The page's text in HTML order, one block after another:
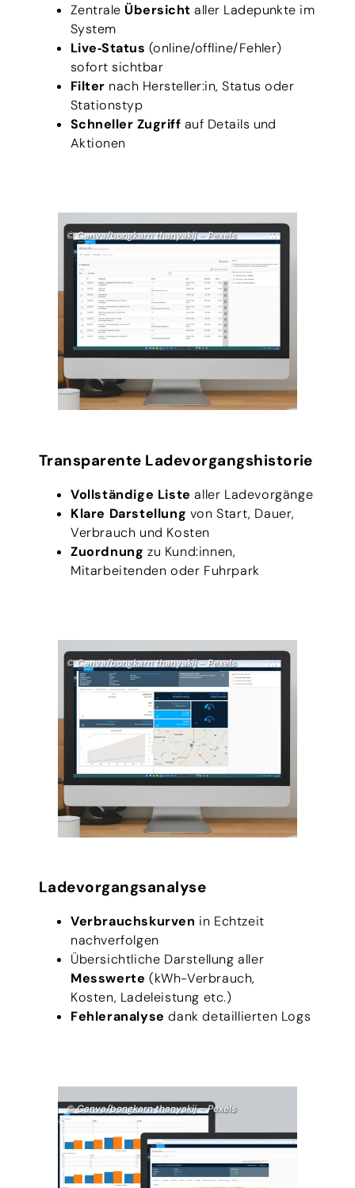
Zentrale Übersicht aller Ladepunkte im
System
Live‑Status (online/offline/Fehler)
sofort sichtbar
Filter nach Hersteller:in, Status oder
Stationstyp
Schneller Zugriff auf Details und
Aktionen
© Canva/bongkarn thanyakij – Pexels
Transparente Ladevorgangshistorie
Vollständige Liste aller Ladevorgänge
Klare Darstellung von Start, Dauer,
Verbrauch und Kosten
Zuordnung zu Kund:innen,
Mitarbeitenden oder Fuhrpark
© Canva/bongkarn thanyakij – Pexels
Ladevorgangsanalyse
Verbrauchskurven in Echtzeit
nachverfolgen
Übersichtliche Darstellung aller
Messwerte (kWh-Verbrauch,
Kosten, Ladeleistung etc.)
Fehleranalyse dank detaillierten Logs
© Canva/bongkarn thanyakij – Pexels